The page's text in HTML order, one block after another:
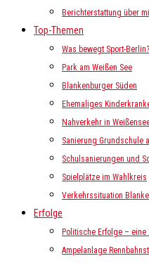
Berichterstattung über
Top-Themen
Was bewegt Sport-Berlin?
Park am Weißen See
Blankenburger Süden
Ehemaliges
Nahverkehr in
Sanierung Grundschule
Schulsanierungen und
Spielplätze im Wahlkreis
Verkehrssituation
Erfolge
Politische Erfolge –
Ampelanlage